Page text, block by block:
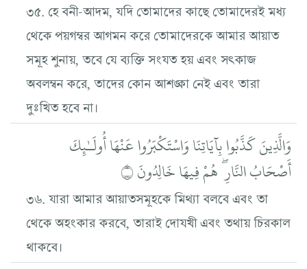
৩৫. হে বনী-আদম, যদি তোমাদের কাছে তোমাদেরই মধ্য
থেকে পয়গম্বর আগমন করে তোমাদেরকে আমার আয়াত
সমূহ শুনায়, তবে যে ব্যক্তি সংযত হয় এবং সৎকাজ
অবলম্বন করে, তাদের কোন আশঙ্কা নেই এবং তারা
দুঃখিত হবে না।
وَالَّذِينَ كَذَّبُوا بِآيَاتِنَا وَاسْتَكْبَرُوا عَنْهَا أُولَـٰئِكَ
أَصْحَابُ النَّارِ ۖ هُمْ فِيهَا خَالِدُونَ ۝
৩৬. যারা আমার আয়াতসমূহকে মিথ্যা বলবে এবং তা
থেকে অহংকার করবে, তারাই দোযখী এবং তথায় চিরকাল
থাকবে।